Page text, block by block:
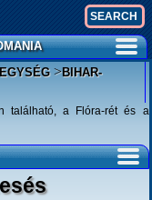
>BIHAR-
található, a Flóra-rét és a